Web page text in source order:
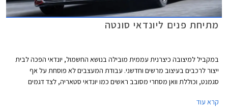
מתיחת פנים ליונדאי סונטה
במקביל למיצובה כיצרנית עממית מובילה בנושא החשמול, יונדאי הפכה לבית
ייצור לרכבים בעיצוב מרשים וחדשני. עבודת המעצבים לא פוסחת על אף
סגמנט, וכוללת וואן מסחרי מסובב ראשים כמו יונדאי סטאריה, לצד דגמים
קרא עוד